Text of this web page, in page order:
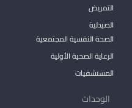
التمريض
الصيدلية
الصحة النفسية المجتمعية
الرعاية الصحية الأولية
المستشفيات
الوحدات